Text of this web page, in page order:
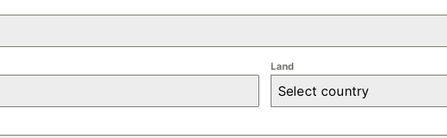
Land
Select country